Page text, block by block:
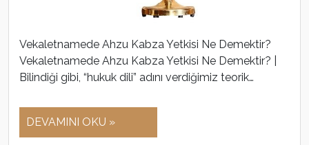
Vekaletnamede Ahzu Kabza Yetkisi Ne Demektir?
Vekaletnamede Ahzu Kabza Yetkisi Ne Demektir? |
Bilindiği gibi, “hukuk dili” adını verdiğimiz teorik…
DEVAMINI OKU »